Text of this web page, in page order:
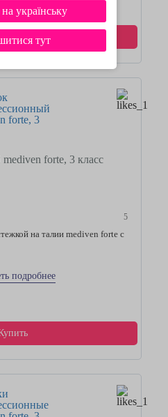
українську
тут
forte, 3 класс
5
на талии mediven forte с
подробнее